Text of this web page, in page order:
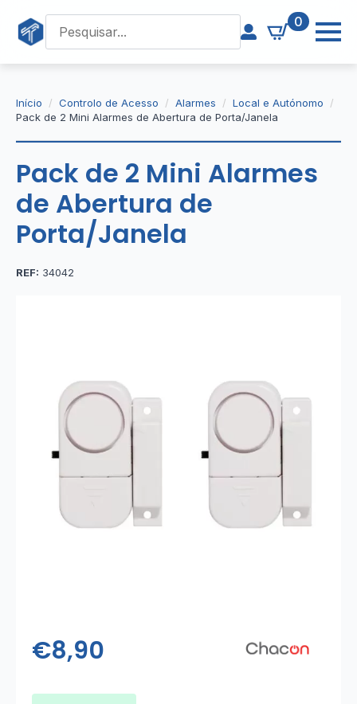
0
Início Controlo de Acesso Alarmes
Local e Autónomo
Pack de 2 Mini Alarmes de Abertura de Porta/Janela
Pack de 2 Mini Alarmes
de Abertura de
Porta/Janela
REF: 34042
€8,90